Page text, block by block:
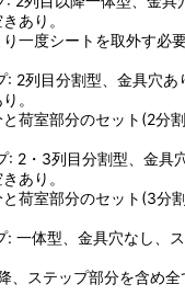
あり。
一度シートを取外す必要
: 2列目分割型、金具穴あ
。
荷室部分のセット(2分割
: 2・3列目分割型、金具
あり。
荷室部分のセット(3分割
: 一体型、金具穴なし、
、ステップ部分を含め